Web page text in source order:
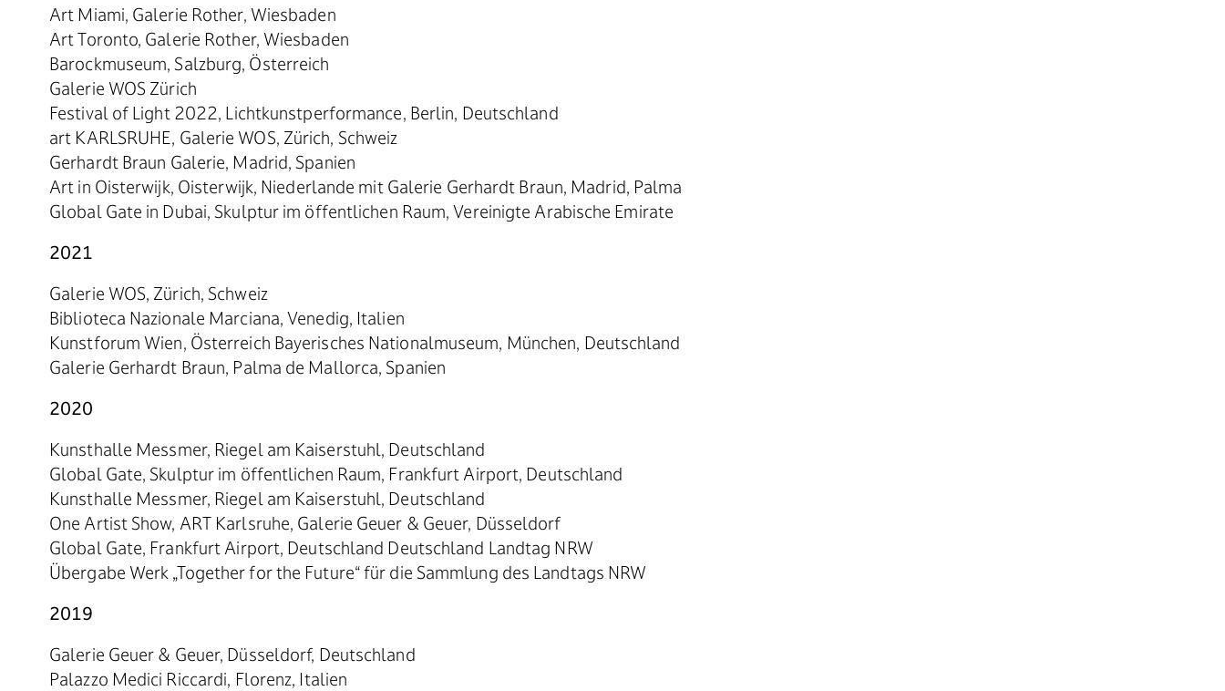
Art Miami, Galerie Rother, Wiesbaden
Art Toronto, Galerie Rother, Wiesbaden
Barockmuseum, Salzburg, Österreich
Galerie WOS Zürich
Festival of Light 2022, Lichtkunstperformance, Berlin, Deutschland
art KARLSRUHE, Galerie WOS, Zürich, Schweiz
Gerhardt Braun Galerie, Madrid, Spanien
Art in Oisterwijk, Oisterwijk, Niederlande mit Galerie Gerhardt Braun, Madrid, Palma
Global Gate in Dubai, Skulptur im öffentlichen Raum, Vereinigte Arabische Emirate
2021
Galerie WOS, Zürich, Schweiz
Biblioteca Nazionale Marciana, Venedig, Italien
Kunstforum Wien, Österreich Bayerisches Nationalmuseum, München, Deutschland
Galerie Gerhardt Braun, Palma de Mallorca, Spanien
2020
Kunsthalle Messmer, Riegel am Kaiserstuhl, Deutschland
Global Gate, Skulptur im öffentlichen Raum, Frankfurt Airport, Deutschland
Kunsthalle Messmer, Riegel am Kaiserstuhl, Deutschland
One Artist Show, ART Karlsruhe, Galerie Geuer & Geuer, Düsseldorf
Global Gate, Frankfurt Airport, Deutschland Deutschland Landtag NRW
Übergabe Werk „Together for the Future“ für die Sammlung des Landtags NRW
2019
Galerie Geuer & Geuer, Düsseldorf, Deutschland
Palazzo Medici Riccardi, Florenz, Italien